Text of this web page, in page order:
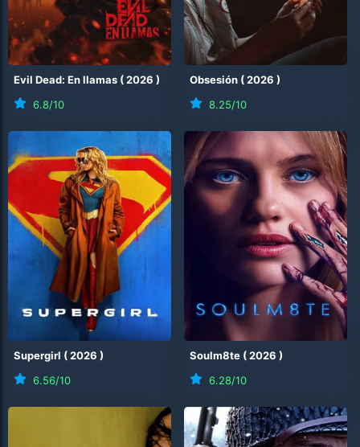
Evil Dead: En llamas (2026 )
6.8/10
Obsesión (2026 )
8.25/10
Supergirl (2026 )
6.56/10
Soulm8te (2026 )
6.28/10